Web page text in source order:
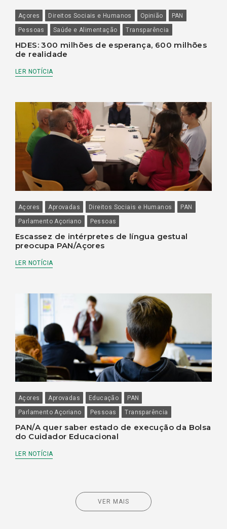
Açores Direitos Sociais e Humanos Opinião
PAN
Pessoas
Saúde e Alimentação Transparência
HDES: 300 milhões de esperança, 600 milhões
de realidade
LER NOTÍCIA
Açores Aprovadas Direitos Sociais e Humanos
PAN
Parlamento Açoriano
Pessoas
Escassez de intérpretes de língua gestual
preocupa PAN/Açores
LER NOTÍCIA
Açores Aprovadas Educação
PAN
Parlamento Açoriano
Pessoas Transparência
PAN/A quer saber estado de execução da Bolsa
do Cuidador Educacional
LER NOTÍCIA
VER MAIS